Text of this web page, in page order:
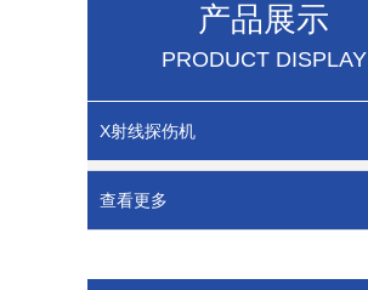
产品展示
PRODUCT DISPLAY
X射线探伤机
查看更多